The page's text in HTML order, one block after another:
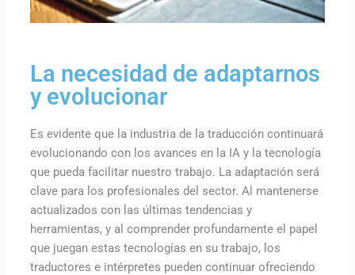
La necesidad de adaptarnos
y evolucionar
Es evidente que la industria de la traducción continuará
evolucionando con los avances en la IA y la tecnología
que pueda facilitar nuestro trabajo. La adaptación será
clave para los profesionales del sector. Al mantenerse
actualizados con las últimas tendencias y
herramientas, y al comprender profundamente el papel
que juegan estas tecnologías en su trabajo, los
traductores e intérpretes pueden continuar ofreciendo